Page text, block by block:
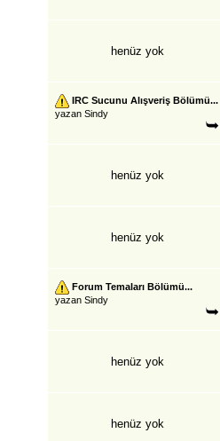
henüz yok
IRC Sucunu Alışveriş Bölümü...
yazan Sindy
henüz yok
henüz yok
Forum Temaları Bölümü...
yazan Sindy
henüz yok
henüz yok